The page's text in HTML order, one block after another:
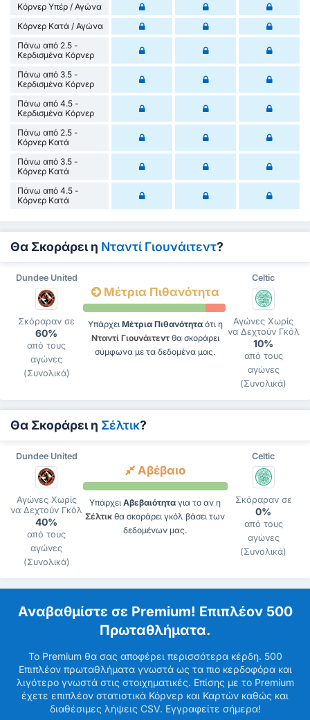
Κόρνερ Υπέρ / Αγώνα
Κόρνερ Κατά / Αγώνα
Πάνω από 2.5 -
Κερδισμένα Κόρνερ
Πάνω από 3.5 -
Κερδισμένα Κόρνερ
Πάνω από 4.5 -
Κερδισμένα Κόρνερ
Πάνω από 2.5 -
Κόρνερ Κατά
Πάνω από 3.5 -
Κόρνερ Κατά
Πάνω από 4.5 -
Κόρνερ Κατά
Θα Σκοράρει η Νταντί Γιουνάιτεντ?
Dundee United Celtic
Σκόραραν σε
60%
από τους
αγώνες
(Συνολικά)
Μέτρια Πιθανότητα
Υπάρχει Μέτρια Πιθανότηταότι η
Νταντί Γιουνάιτεντθα σκοράρει
σύμφωνα με τα δεδομένα μας.
Αγώνες Χωρίς
να Δεχτούν Γκόλ
10%
από τους
αγώνες
(Συνολικά)
Θα Σκοράρει η Σέλτικ?
Dundee United Celtic
Αγώνες Χωρίς
να Δεχτούν Γκόλ
40%
από τους
αγώνες
(Συνολικά)
Αβέβαιο
Υπάρχει Αβεβαιότητα για το αν η
Σέλτικ θα σκοράρει γκόλ βάσει των
δεδομένων μας.
Σκόραραν σε
0%
από τους
αγώνες
(Συνολικά)
Αναβαθμίστε σε Premium! Επιπλέον 500
Πρωταθλήματα.
Το Premium θα σας αποφέρει περισσότερα κέρδη. 500
Επιπλέον πρωταθλήματα γνωστά ως τα πιο κερδοφόρα και
λιγότερο γνωστά στις στοιχηματικές. Επίσης με το Premium
έχετε επιπλέον στατιστικά Κόρνερ και Καρτών καθώς και
διαθέσιμες λήψεις CSV. Εγγραφείτε σήμερα!